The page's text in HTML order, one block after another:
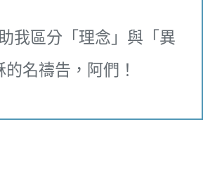
我區分「理念」與「異
名禱告，阿們！